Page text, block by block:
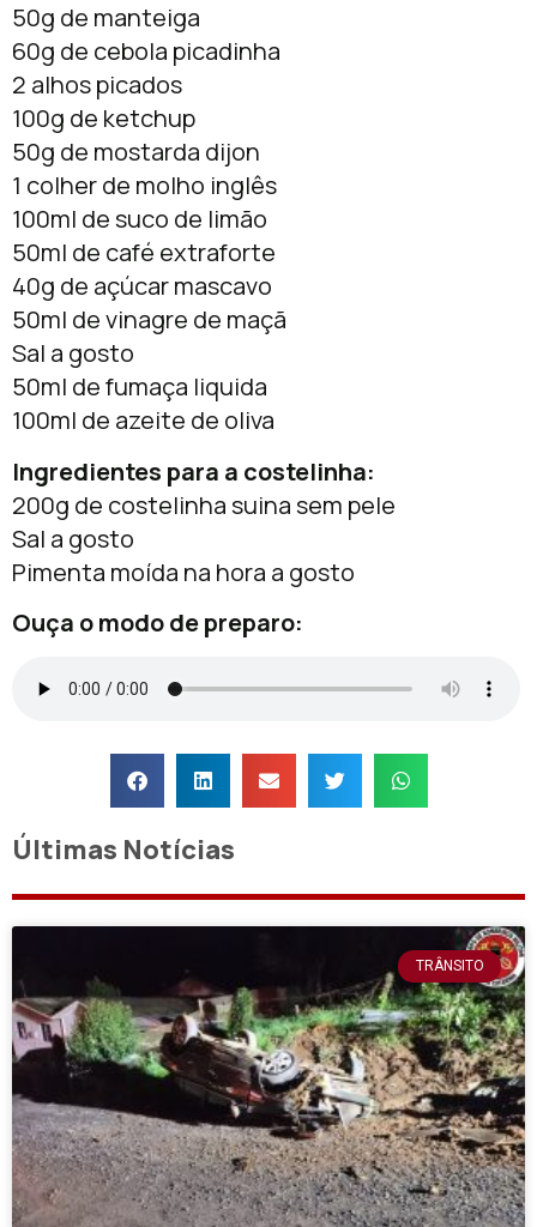
50g de manteiga
60g de cebola picadinha
2 alhos picados
100g de ketchup
50g de mostarda dijon
1 colher de molho inglês
100ml de suco de limão
50ml de café extraforte
40g de açúcar mascavo
50ml de vinagre de maçã
Sal a gosto
50ml de fumaça liquida
100ml de azeite de oliva
Ingredientes para a costelinha:
200g de costelinha suina sem pele
Sal a gosto
Pimenta moída na hora a gosto
Ouça o modo de preparo:
Últimas Notícias
TRÂNSITO